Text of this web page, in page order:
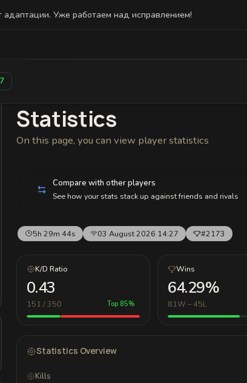
Statistics
On this page, you can view player statistics
Compare with other players
See how your stats stack up against friends and rivals
5h 29m 44s 03 August 2026 14:27 #2173
K/D Ratio
0.43
151 / 350 Top 85%
Wins
64.29%
81W – 45L
Statistics Overview
Kills
Уже работаем над исправлением!